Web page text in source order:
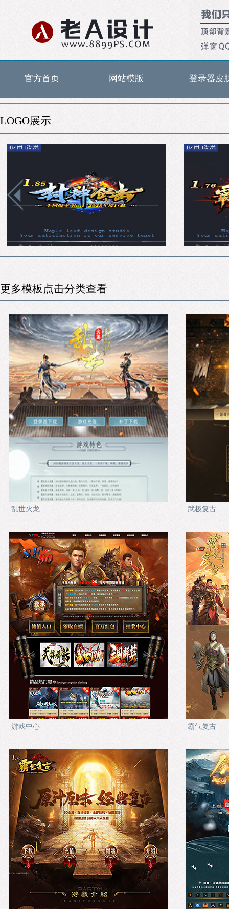
官方首页 网站模版 登录器皮
LOGO展示
更多模板点击分类查看
乱世火龙 武极复古
游戏中心 霸气复古